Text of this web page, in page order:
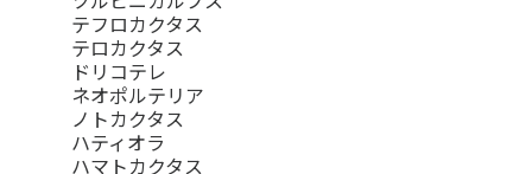
テフロカクタス
テロカクタス
ドリコテレ
ネオポルテリア
ノトカクタス
ハティオラ
ハマトカクタス